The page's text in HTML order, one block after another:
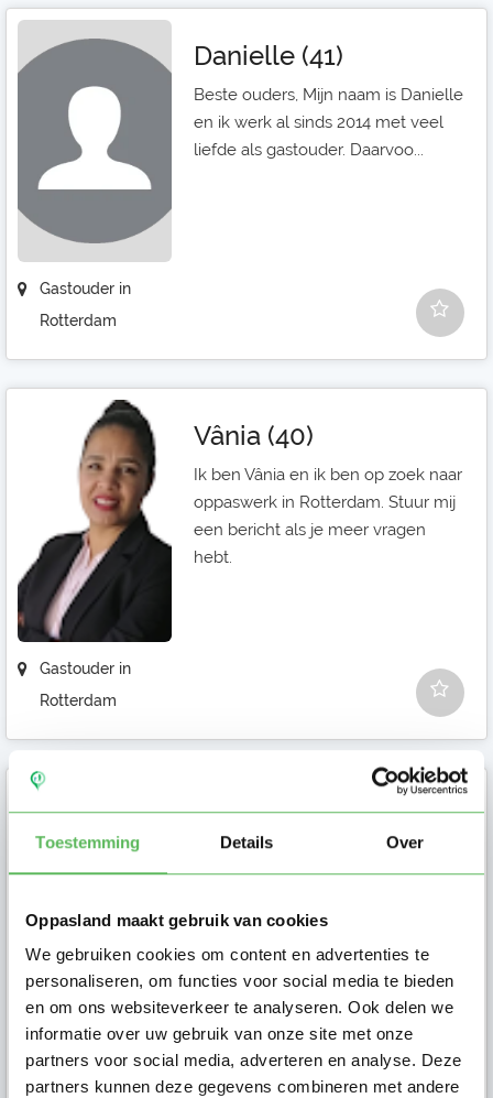
Toestemming Details Over
Oppasland maakt gebruik van cookies
We gebruiken cookies om content en advertenties te
personaliseren, om functies voor social media te bieden
en om ons websiteverkeer te analyseren. Ook delen we
informatie over uw gebruik van onze site met onze
partners voor social media, adverteren en analyse. Deze
partners kunnen deze gegevens combineren met andere
Gastouder in
Rotterdam
Danielle (41)
Beste ouders, Mijn naam is Danielle
en ik werk al sinds 2014 met veel
liefde als gastouder. Daarvoo...
Gastouder in
Rotterdam
Vânia (40)
Ik ben Vânia en ik ben op zoek naar
oppaswerk in Rotterdam. Stuur mij
een bericht als je meer vragen
hebt.
Rotterdam
Michelle
Ik ben Michelle en ik ben op zoek
naar oppaswerk in Rotterdam.
Stuur mij een bericht als je meer